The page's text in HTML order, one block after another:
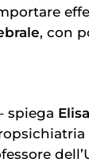
, con
spiega